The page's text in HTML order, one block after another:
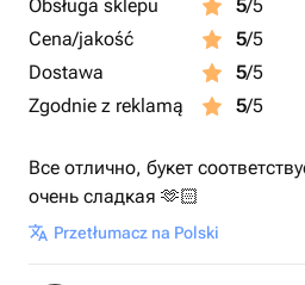
Obsługa sklepu 5/5
Cena/jakość
5/5
Dostawa
5/5
Zgodnie z reklamą
5/5
Все отлично, букет
очень сладкая 🫶🏻
Przetłumacz na Polski